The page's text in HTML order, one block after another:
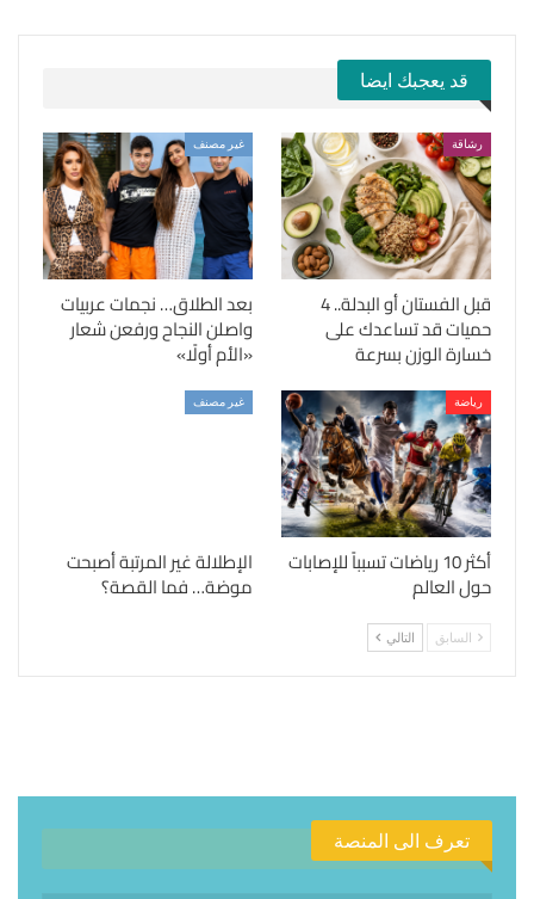
قد يعجبك ايضا
رشاقة
قبل الفستان أو البدلة.. 4
حميات قد تساعدك على
خسارة الوزن بسرعة
غير مصنف
بعد الطلاق… نجمات عربيات
واصلن النجاح ورفعن شعار
«الأم أولًا»
رياضة
أكثر 10 رياضات تسبباً للإصابات
حول العالم
غير مصنف
الإطلالة غير المرتبة أصبحت
موضة… فما القصة؟
السابق التالي
تعرف الى المنصة